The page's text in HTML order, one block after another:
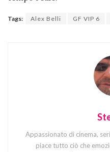
Tags: Alex Belli GF VIP 6
Appassionato di cinema,
piace tutto ciò che